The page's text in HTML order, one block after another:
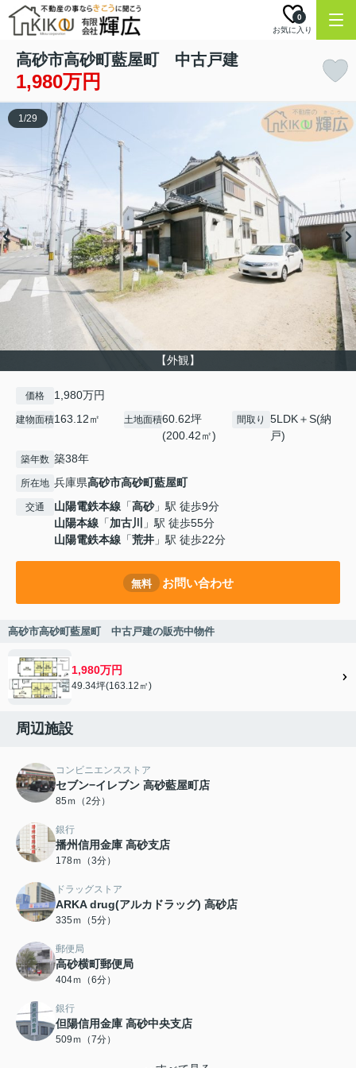
お気に入り
0
高砂市高砂町藍屋町 中古戸建
1,980万円
【外観】
1/29
価格 1,980万円
建物面積163.12㎡ 土地面積60.62坪
(200.42㎡)
間取り
5LDK＋S(納
戸)
築年数 築38年
所在地 兵庫県高砂市高砂町藍屋町
交通 山陽電鉄本線 「高砂」駅 徒歩9分
山陽本線 「加古川
」駅 徒歩55分
山陽電鉄本線 「荒井 」駅 徒歩22分
無料 お問い合わせ
高砂市高砂町藍屋町 中古戸建の販売中物件
1,980万円
49.34坪(163.12㎡)
周辺施設
コンビニエンスストア
セブン−イレブン 高砂藍屋町店
85ｍ（2分）
銀行
播州信用金庫 高砂支店
178ｍ（3分）
ドラッグストア
ARKA drug(アルカドラッグ) 高砂店
335ｍ（5分）
郵便局
高砂横町郵便局
404ｍ（6分）
銀行
但陽信用金庫 高砂中央支店
509ｍ（7分）